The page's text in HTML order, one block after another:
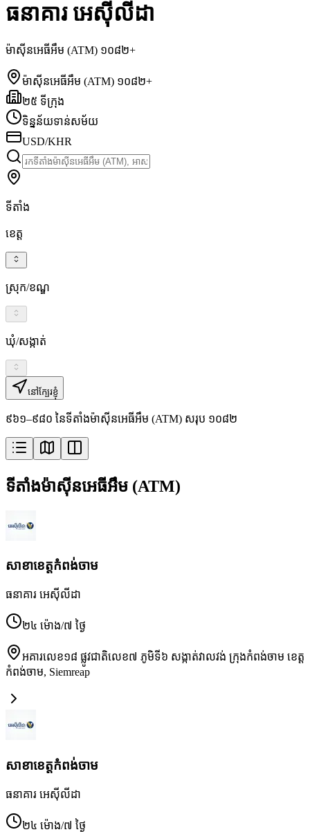
ធនាគារ អេស៊ីលីដា
ម៉ាស៊ីនអេធីអឹម (ATM) ១០៨២+
ម៉ាស៊ីនអេធីអឹម (ATM) ១០៨២+
២៥ ទីក្រុង
ទិន្នន័យទាន់សម័យ
USD/KHR
ទីតាំង
ខេត្ត
ស្រុក/ខណ្ឌ
ឃុំ/សង្កាត់
នៅក្បែរខ្ញុំ
៩៦១–៩៨០ នៃទីតាំងម៉ាស៊ីនអេធីអឹម (ATM) សរុប ១០៨២
ទីតាំងម៉ាស៊ីនអេធីអឹម (ATM)
សាខា​ខេត្តកំពង់ចាម
ធនាគារ អេស៊ីលីដា
២៤ ម៉ោង/៧ ថ្ងៃ
អគារលេខ១៨ ផ្លូវជាតិលេខ៧ ភូមិទី៦ សង្កាត់វាលវង់ ក្រុងកំពង់ចាម ខេត្ត
កំពង់ចាម, Siemreap
សាខា​ខេត្តកំពង់ចាម
ធនាគារ អេស៊ីលីដា
២៤ ម៉ោង/៧ ថ្ងៃ